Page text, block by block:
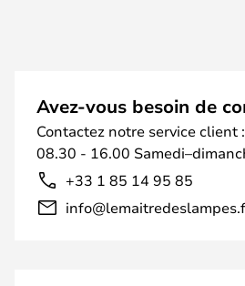
Avez-vous besoin de
Contactez notre service client
08.30 - 16.00
+33 1 85 14 95 85